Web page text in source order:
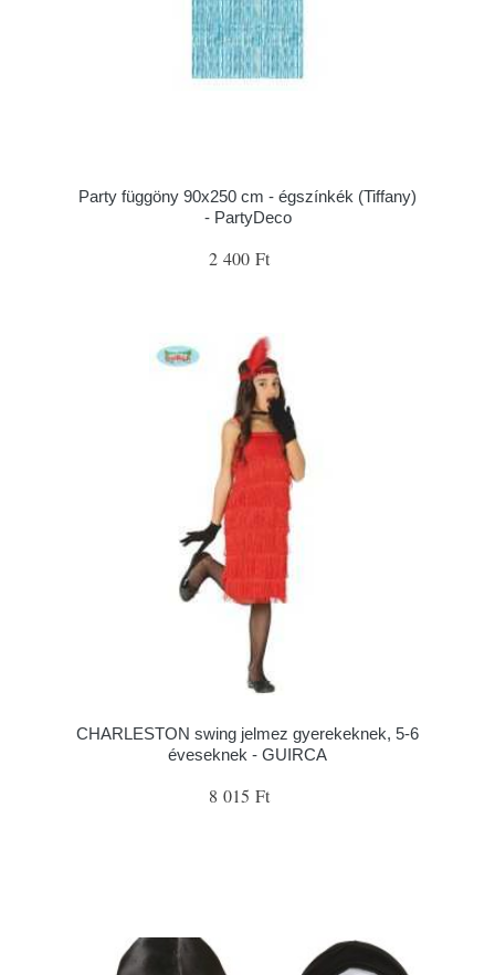
Party függöny 90x250 cm - égszínkék (Tiffany)
- PartyDeco
2 400 Ft
CHARLESTON swing jelmez gyerekeknek, 5-6
éveseknek - GUIRCA
8 015 Ft